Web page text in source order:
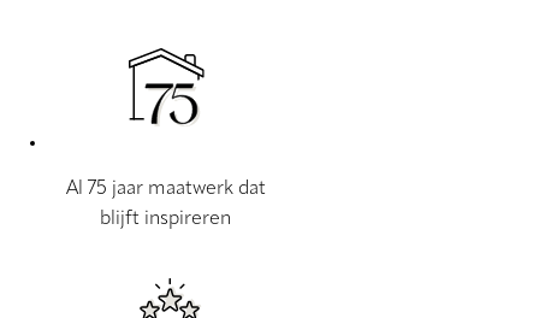
Al 75 jaar maatwerk dat
blijft inspireren